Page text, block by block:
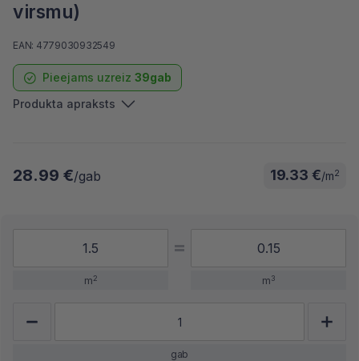
virsmu)
Pieejams uzreiz 39gab
EAN: 4779030932549
Produkta apraksts
28.99 €/gab 19.33 €/m2
m2 m3
gab